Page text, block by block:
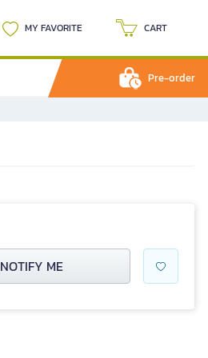
MY FAVORITE CART
Pre-order
NOTIFY ME